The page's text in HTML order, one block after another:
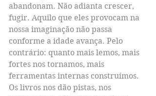
abandonam. Não adianta crescer,
fugir. Aquilo que eles provocam na
nossa imaginação não passa
conforme a idade avança. Pelo
contrário: quanto mais lemos, mais
fortes nos tornamos, mais
ferramentas internas construímos.
Os livros nos dão pistas, nos